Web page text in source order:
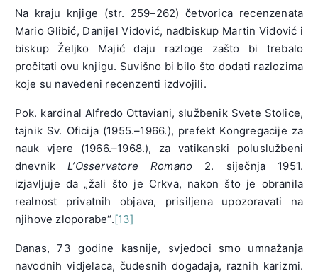
Na kraju knjige (str. 259–262) četvorica recenzenata
Mario Glibić, Danijel Vidović, nadbiskup Martin Vidović i
biskup Željko Majić daju razloge zašto bi trebalo
pročitati ovu knjigu. Suvišno bi bilo što dodati razlozima
koje su navedeni recenzenti izdvojili.
Pok. kardinal Alfredo Ottaviani, službenik Svete Stolice,
tajnik Sv. Oficija (1955.–1966.), prefekt Kongregacije za
nauk vjere (1966.–1968.), za vatikanski poluslužbeni
dnevnikL’Osservatore Romano 2. siječnja 1951.
izjavljuje da „žali što je Crkva, nakon što je obranila
realnost privatnih objava, prisiljena upozoravati na
njihove zloporabe“.[13]
Danas, 73 godine kasnije, svjedoci smo umnažanja
navodnih vidjelaca, čudesnih događaja, raznih karizmi.